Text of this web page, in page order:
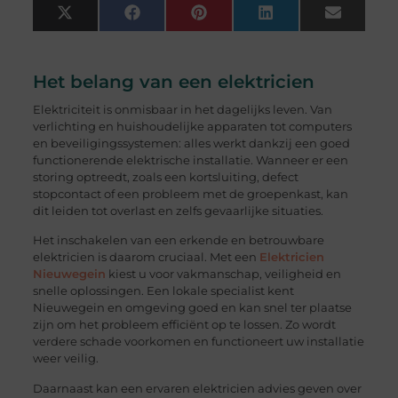
X
(Twitter)
FacebookPinterest LinkedIn Email
Het belang van een elektricien
Elektriciteit is onmisbaar in het dagelijks leven. Van
verlichting en huishoudelijke apparaten tot computers
en beveiligingssystemen: alles werkt dankzij een goed
functionerende elektrische installatie. Wanneer er een
storing optreedt, zoals een kortsluiting, defect
stopcontact of een probleem met de groepenkast, kan
dit leiden tot overlast en zelfs gevaarlijke situaties.
Het inschakelen van een erkende en betrouwbare
elektricien is daarom cruciaal. Met een Elektricien
Nieuwegein kiest u voor vakmanschap, veiligheid en
snelle oplossingen. Een lokale specialist kent
Nieuwegein en omgeving goed en kan snel ter plaatse
zijn om het probleem efficiënt op te lossen. Zo wordt
verdere schade voorkomen en functioneert uw installatie
weer veilig.
Daarnaast kan een ervaren elektricien advies geven over